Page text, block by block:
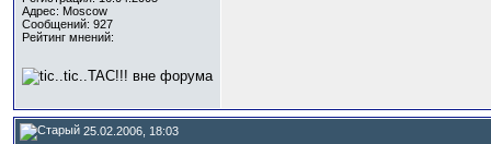
Адрес: Moscow
Сообщений: 927
Рейтинг мнений:
25.02.2006, 18:03